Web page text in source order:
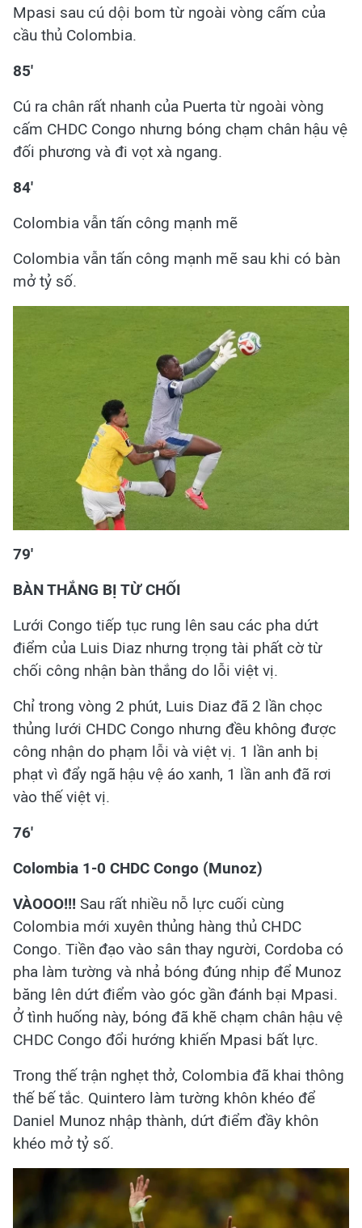
Mpasi sau cú dội bom từ ngoài vòng cấm của
cầu thủ Colombia.
85'
Cú ra chân rất nhanh của Puerta từ ngoài vòng
cấm CHDC Congo nhưng bóng chạm chân hậu vệ
đối phương và đi vọt xà ngang.
84'
Colombia vẫn tấn công mạnh mẽ
Colombia vẫn tấn công mạnh mẽ sau khi có bàn
mở tỷ số.
79'
BÀN THẮNG BỊ TỪ CHỐI
Lưới Congo tiếp tục rung lên sau các pha dứt
điểm của Luis Diaz nhưng trọng tài phất cờ từ
chối công nhận bàn thắng do lỗi việt vị.
Chỉ trong vòng 2 phút, Luis Diaz đã 2 lần chọc
thủng lưới CHDC Congo nhưng đều không được
công nhận do phạm lỗi và việt vị. 1 lần anh bị
phạt vì đẩy ngã hậu vệ áo xanh, 1 lần anh đã rơi
vào thế việt vị.
76'
Colombia 1-0 CHDC Congo (Munoz)
VÀOOO!!! Sau rất nhiều nỗ lực cuối cùng
Colombia mới xuyên thủng hàng thủ CHDC
Congo. Tiền đạo vào sân thay người, Cordoba có
pha làm tường và nhả bóng đúng nhịp để Munoz
băng lên dứt điểm vào góc gần đánh bại Mpasi.
Ở tình huống này, bóng đã khẽ chạm chân hậu vệ
CHDC Congo đổi hướng khiến Mpasi bất lực.
Trong thế trận nghẹt thở, Colombia đã khai thông
thế bế tắc. Quintero làm tường khôn khéo để
Daniel Munoz nhập thành, dứt điểm đầy khôn
khéo mở tỷ số.